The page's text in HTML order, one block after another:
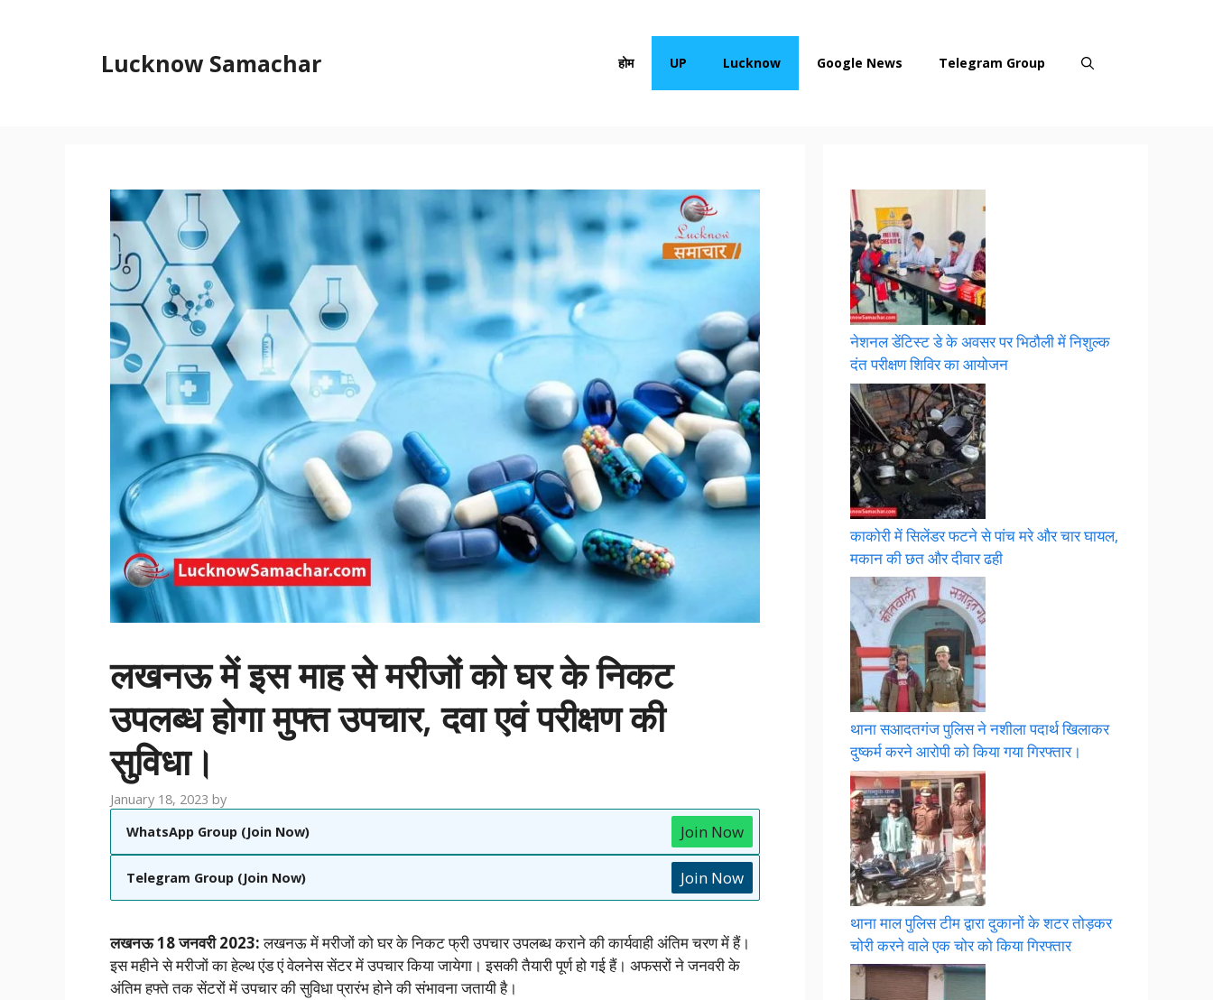
Lucknow Samachar होम UP Lucknow Google News Telegram Group
लखनऊ में इस माह से मरीजों को घर के निकट
उपलब्ध होगा मुफ्त उपचार, दवा एवं परीक्षण की
सुविधा।
January 18, 2023 by
WhatsApp Group (Join Now)
Join Now
Telegram Group (Join Now) Join Now
लखनऊ 18 जनवरी 2023:लखनऊ में मरीजों को घर के निकट फ्री उपचार उपलब्ध कराने की कार्यवाही अंतिम चरण में हैं।
इस महीने से मरीजों का हेल्थ एंड एं वेलनेस सेंटर में उपचार किया जायेगा। इसकी तैयारी पूर्ण हो गई हैं। अफसरों ने जनवरी के
अंतिम हफ्ते तक सेंटरों में उपचार की सुविधा प्रारंभ होने की संभावना जतायी है।
नेशनल डेंटिस्ट डे के अवसर पर भिठौली में निशुल्क
दंत परीक्षण शिविर का आयोजन
काकोरी में सिलेंडर फटने से पांच मरे और चार घायल,
मकान की छत और दीवार ढही
थाना सआदतगंज पुलिस ने नशीला पदार्थ खिलाकर
दुष्कर्म करने आरोपी को किया गया गिरफ्तार।
थाना माल पुलिस टीम द्वारा दुकानों के शटर तोड़कर
चोरी करने वाले एक चोर को किया गिरफ्तार